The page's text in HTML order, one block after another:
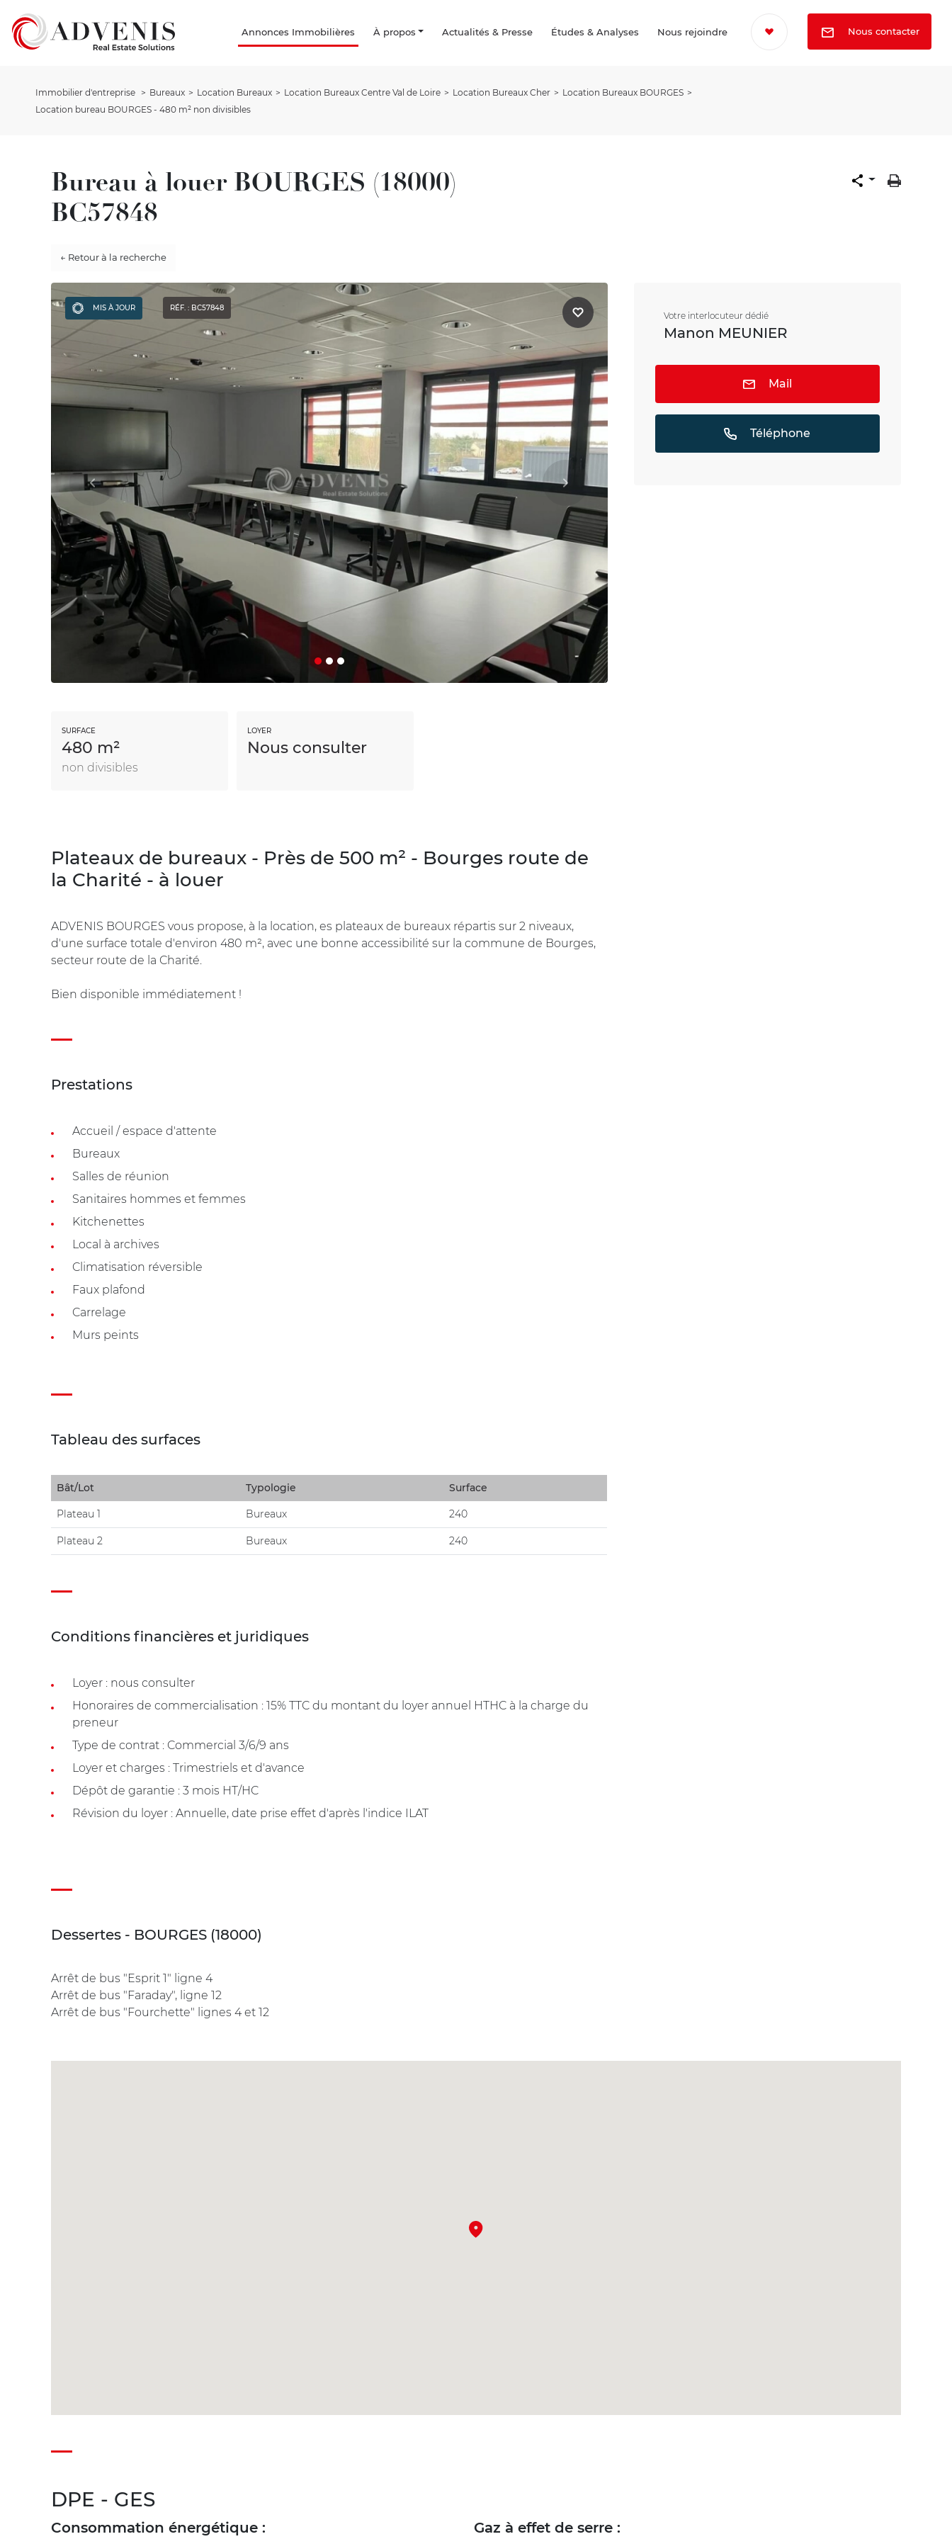
Annonces Immobilières À propos Actualités & Presse Études & Analyses Nous rejoindre Nous contacter
Immobilier d'entreprise Bureaux Location Bureaux Location Bureaux Centre Val de Loire Location Bureaux Cher
Location Bureaux BOURGES
Location bureau BOURGES - 480 m² non divisibles
Bureau à louer BOURGES (18000)
BC57848
← Retour à la recherche
MIS À JOUR RÉF. : BC57848
SURFACE
480 m²
non divisibles
LOYER
Nous consulter
Plateaux de bureaux - Près de 500 m² - Bourges route de
la Charité - à louer
ADVENIS BOURGES vous propose, à la location, es plateaux de bureaux répartis sur 2 niveaux,
d'une surface totale d'environ 480 m², avec une bonne accessibilité sur la commune de Bourges,
secteur route de la Charité.
Bien disponible immédiatement !
Prestations
Accueil / espace d'attente
Bureaux
Salles de réunion
Sanitaires hommes et femmes
Kitchenettes
Local à archives
Climatisation réversible
Faux plafond
Carrelage
Murs peints
Tableau des surfaces
Bât/Lot Typologie Surface
Plateau 1 Bureaux 240
Plateau 2 Bureaux 240
Conditions financières et juridiques
Loyer : nous consulter
Honoraires de commercialisation : 15% TTC du montant du loyer annuel HTHC à la charge du
preneur
Type de contrat : Commercial 3/6/9 ans
Loyer et charges : Trimestriels et d'avance
Dépôt de garantie : 3 mois HT/HC
Révision du loyer : Annuelle, date prise effet d'après l'indice ILAT
Dessertes - BOURGES (18000)
Arrêt de bus "Esprit 1" ligne 4
Arrêt de bus "Faraday", ligne 12
Arrêt de bus "Fourchette" lignes 4 et 12
Votre interlocuteur dédié
Manon MEUNIER
Mail
Téléphone
DPE - GES
Consommation énergétique : Gaz à effet de serre :